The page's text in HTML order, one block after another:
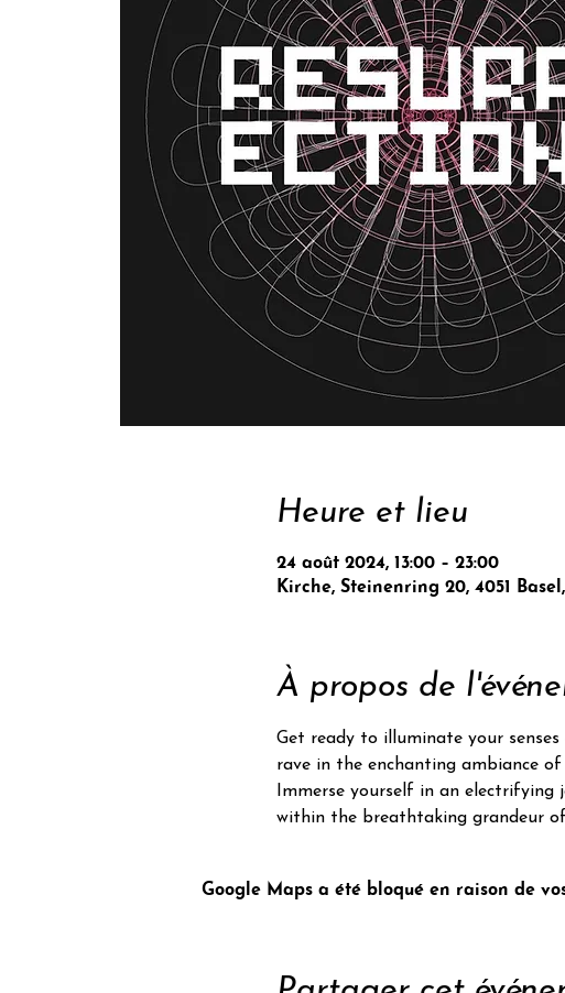
Heure et lieu
24 août 2024, 13:00 – 23:00
Kirche, Steinenring 20, 4051
À propos de
Get ready to illuminate your
rave in the enchanting ambiance
Immerse yourself in an
within the breathtaking grandeur
Google Maps a été bloqué en raison de